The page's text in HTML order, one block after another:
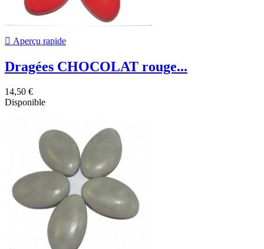
 Aperçu rapide
Dragées CHOCOLAT rouge...
14,50 €
Disponible